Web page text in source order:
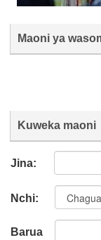
Maoni ya
Kuweka maoni
Jina:
Nchi:
Barua